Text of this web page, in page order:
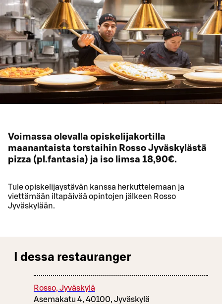
Voimassa olevalla opiskelijakortilla
maanantaista torstaihin Rosso Jyväskylästä
pizza (pl.fantasia) ja iso limsa 18,90€.
Tule opiskelijaystävän kanssa herkuttelemaan ja
viettämään iltapäivää opintojen jälkeen Rosso
Jyväskylään.
I dessa restauranger
Rosso, Jyväskylä
Asemakatu 4, 40100, Jyväskylä